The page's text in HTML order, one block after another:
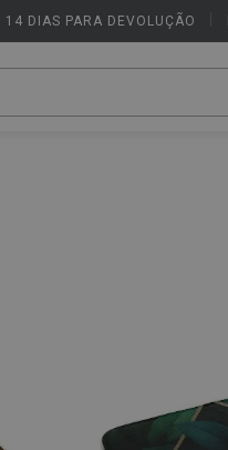
14 DIAS PARA DEVOLUÇÃO